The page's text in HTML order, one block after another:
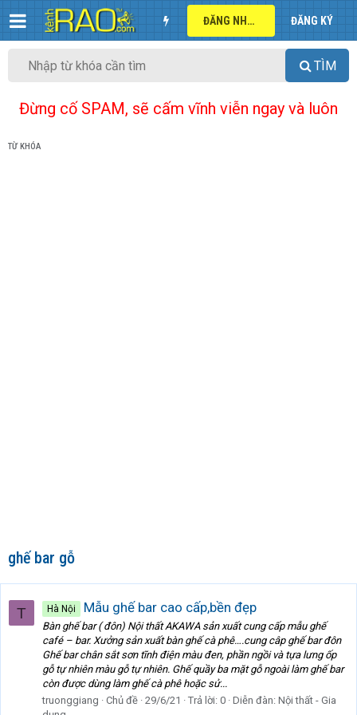
ĐĂNG NHẬP ĐĂNG KÝ
TÌM
Đừng cố SPAM, sẽ cấm vĩnh viễn ngay và luôn
TỪ KHÓA
ghế bar gỗ
T Hà Nội Mẫu ghế bar cao cấp,bền đẹp
Bàn ghế bar ( đôn) Nội thất AKAWA sản xuất cung cấp mẫu ghế
café – bar. Xưởng sản xuất bàn ghế cà phê….cung câp ghế bar đôn
Ghế bar chân sắt sơn tĩnh điện màu đen, phần ngồi và tựa lưng ốp
gỗ tự nhiên màu gỗ tự nhiên. Ghế quầy ba mặt gỗ ngoài làm ghế bar
còn được dùng làm ghế cà phê hoặc sử...
truonggiang
Chủ đề 29/6/21 Trả lời: 0 Diễn đàn: Nội thất - Gia